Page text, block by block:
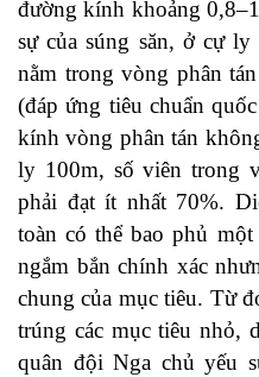
đường kính khoảng
sự của súng săn, ở cự
nằm trong vòng phân
(đáp ứng tiêu chuẩn
kính vòng phân tán
ly 100m, số viên trong
phải đạt ít nhất 70%.
toàn có thể bao phủ
ngắm bắn chính xác
chung của mục tiêu. Từ
trúng các mục tiêu nhỏ,
quân đội Nga chủ yếu